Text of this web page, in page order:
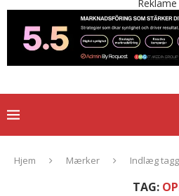
Reklame
Hjem Mærker Indlæg
TAG: